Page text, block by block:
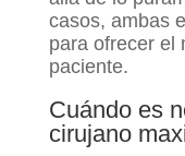
casos, ambas
para ofrecer el
paciente.
Cuándo es
cirujano